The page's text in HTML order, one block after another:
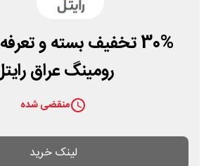
30% تخفیف بسته و
رومینگ عراق
منقضی شده
لینک خرید